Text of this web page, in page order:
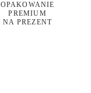
OPAKOWANIE
PREMIUM
NA PREZENT